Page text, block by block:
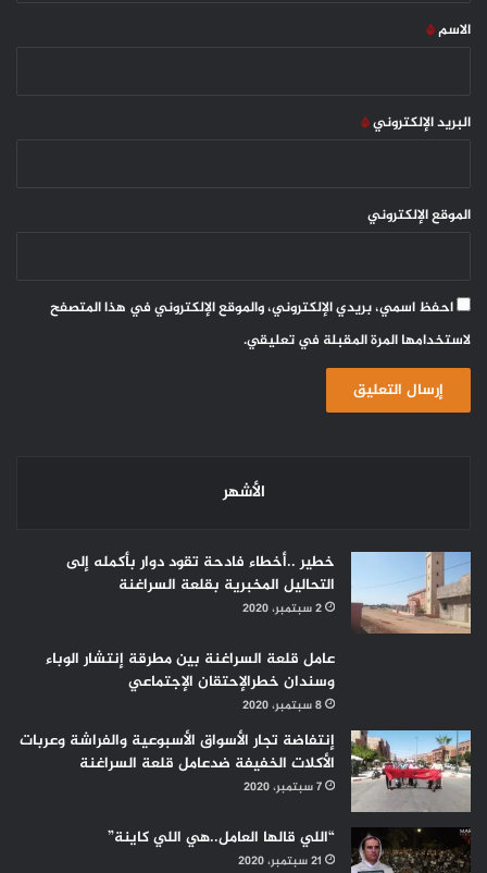
*
الاسم*
البريد الإلكتروني*
الموقع الإلكتروني
احفظ اسمي، بريدي الإلكتروني، والموقع الإلكتروني في هذا المتصفح
لاستخدامها المرة المقبلة في تعليقي.
الأشهر
خطير ..أخطاء فادحة تقود دوار بأكمله إلى
التحاليل المخبرية بقلعة السراغنة
2 سبتمبر، 2020
عامل قلعة السراغنة بين مطرقة إنتشار الوباء
وسندان خطرالإحتقان الإجتماعي
8 سبتمبر، 2020
إنتفاضة تجار الأسواق الأسبوعية والفراشة وعربات
الأكلات الخفيفة ضدعامل قلعة السراغنة
7 سبتمبر، 2020
“اللي قالها العامل..هي اللي كاينة”
21 سبتمبر، 2020